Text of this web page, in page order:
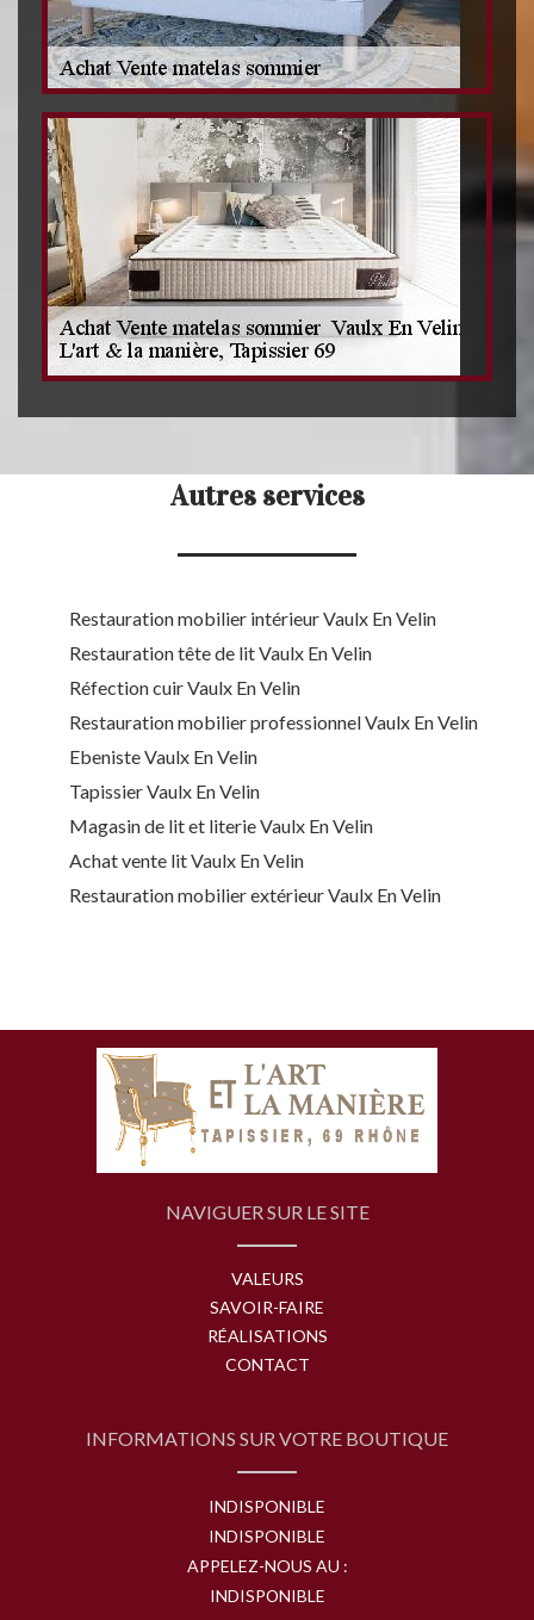
Autres services
Restauration mobilier intérieur Vaulx En Velin
Restauration tête de lit Vaulx En Velin
Réfection cuir Vaulx En Velin
Restauration mobilier professionnel Vaulx En Velin
Ebeniste Vaulx En Velin
Tapissier Vaulx En Velin
Magasin de lit et literie Vaulx En Velin
Achat vente lit Vaulx En Velin
Restauration mobilier extérieur Vaulx En Velin
NAVIGUER SUR LE SITE
VALEURS
SAVOIR-FAIRE
RÉALISATIONS
CONTACT
INFORMATIONS SUR VOTRE BOUTIQUE
INDISPONIBLE
INDISPONIBLE
APPELEZ-NOUS AU :
INDISPONIBLE